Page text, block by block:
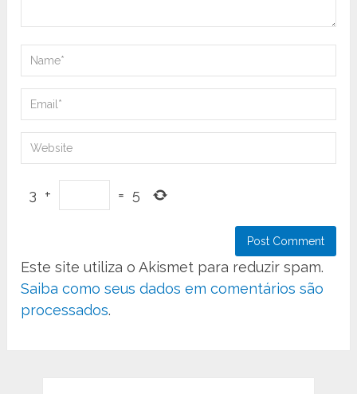
3 + = 5
Este site utiliza o Akismet para reduzir spam.
Saiba como seus dados em comentários são
processados.